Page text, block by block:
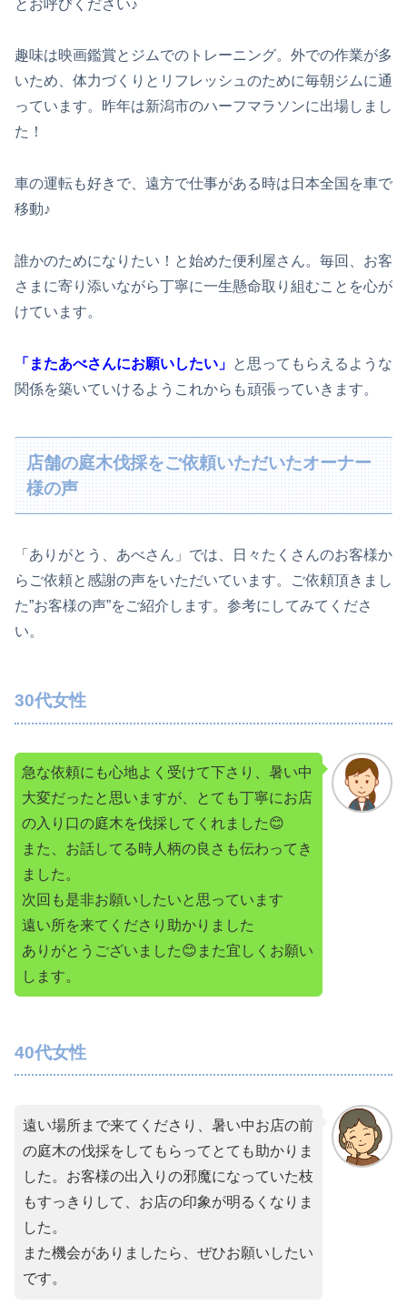
とお呼びください♪
趣味は映画鑑賞とジムでのトレーニング。外での作業が多
いため、体力づくりとリフレッシュのために毎朝ジムに通
っています。昨年は新潟市のハーフマラソンに出場しまし
た！
車の運転も好きで、遠方で仕事がある時は日本全国を車で
移動♪
誰かのためになりたい！と始めた便利屋さん。毎回、お客
さまに寄り添いながら丁寧に一生懸命取り組むことを心が
けています。
「またあべさんにお願いしたい」 と思ってもらえるような
関係を築いていけるようこれからも頑張っていきます。
店舗の庭木伐採をご依頼いただいたオーナー
様の声
「ありがとう、あべさん」では、日々たくさんのお客様か
らご依頼と感謝の声をいただいています。ご依頼頂きまし
た”お客様の声”をご紹介します。参考にしてみてくださ
い。
30代女性
急な依頼にも心地よく受けて下さり、暑い中
大変だったと思いますが、とても丁寧にお店
の入り口の庭木を伐採してくれました😊
また、お話してる時人柄の良さも伝わってき
ました。
次回も是非お願いしたいと思っています
遠い所を来てくださり助かりました
ありがとうございました😊また宜しくお願い
します。
40代女性
遠い場所まで来てくださり、暑い中お店の前
の庭木の伐採をしてもらってとても助かりま
した。お客様の出入りの邪魔になっていた枝
もすっきりして、お店の印象が明るくなりま
した。
また機会がありましたら、ぜひお願いしたい
です。